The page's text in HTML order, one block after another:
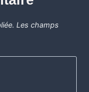
Les champs